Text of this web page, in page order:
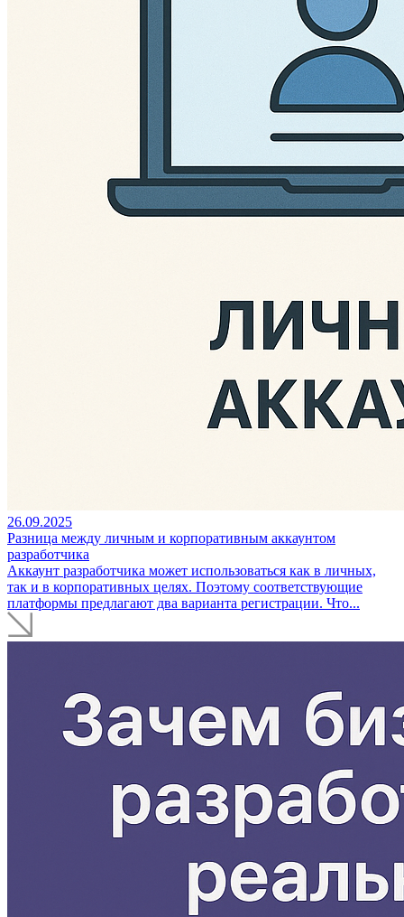
26.09.2025
Разница между личным и корпоративным аккаунтом
разработчика
Аккаунт разработчика может использоваться как в личных,
так и в корпоративных целях. Поэтому соответствующие
платформы предлагают два варианта регистрации. Что...